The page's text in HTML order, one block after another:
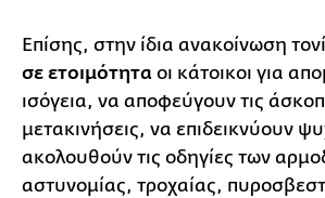
Επίσης, στην ίδια ανακοίνωση
σε ετοιμότητα οι κάτοικοι για
ισόγεια, να αποφεύγουν τις
μετακινήσεις, να επιδεικνύουν
ακολουθούν τις οδηγίες των
αστυνομίας, τροχαίας,